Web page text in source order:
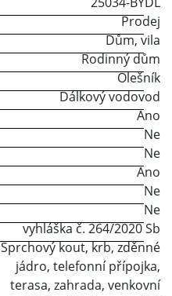
Prodej
Dům, vila
Rodinný dům
Olešník
Dálkový vodovod
Ano
Ne
Ne
Ano
Ne
Ne
vyhláška č. 264/2020 Sb
Sprchový kout,krb,zděnné
jádro, telefonní přípojka,
terasa, zahrada, venkovní